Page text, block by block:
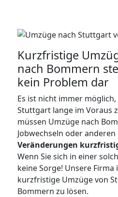
Kurzfristige
nach Bommern
kein Problem dar
Es ist nicht immer
Stuttgart lange im Voraus
müssen Umzüge nach
Jobwechseln oder
Veränderungen
Wenn Sie sich in einer
keine Sorge! Unsere Firma
kurzfristige Umzüge von
Bommern zu lösen.